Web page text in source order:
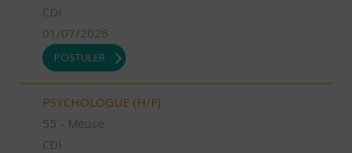
CDI
01/07/2026
POSTULER
PSYCHOLOGUE (H/F)
55 - Meuse
CDI